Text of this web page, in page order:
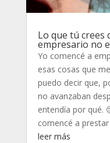
Lo que tú crees
empresario no
Yo comencé a
esas cosas que
puedo decir que,
no avanzaban
entendía por qué.
comencé a
leer más